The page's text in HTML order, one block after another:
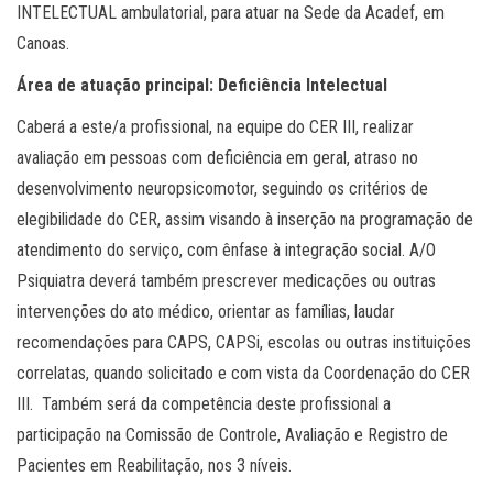
INTELECTUAL ambulatorial, para atuar na Sede da Acadef, em
Canoas.
Área de atuação principal: Deficiência Intelectual
Caberá a este/a profissional, na equipe do CER III, realizar
avaliação em pessoas com deficiência em geral, atraso no
desenvolvimento neuropsicomotor, seguindo os critérios de
elegibilidade do CER, assim visando à inserção na programação de
atendimento do serviço, com ênfase à integração social. A/O
Psiquiatra deverá também prescrever medicações ou outras
intervenções do ato médico, orientar as famílias, laudar
recomendações para CAPS, CAPSi, escolas ou outras instituições
correlatas, quando solicitado e com vista da Coordenação do CER
III. Também será da competência deste profissional a
participação na Comissão de Controle, Avaliação e Registro de
Pacientes em Reabilitação, nos 3 níveis.